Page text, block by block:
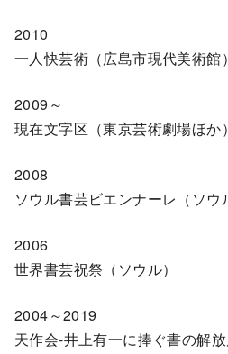
2010
一人快芸術（広島市現代美術館）
2009～
現在文字区（東京芸術劇場ほか）
2008
ソウル書芸ビエンナーレ（ソウ
2006
世界書芸祝祭（ソウル）
2004～2019
天作会-井上有一に捧ぐ書の解